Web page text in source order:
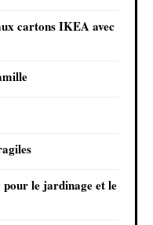
cartons IKEA avec
le jardinage et le